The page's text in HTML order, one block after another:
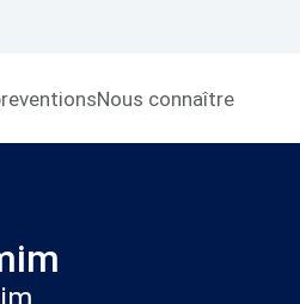
Nous connaître